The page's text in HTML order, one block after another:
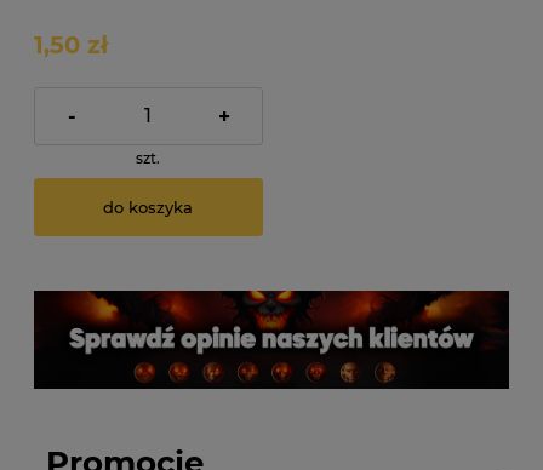
1,50 zł
- +
szt.
do koszyka